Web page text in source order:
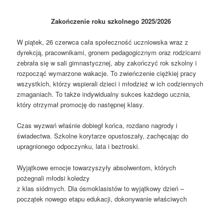
Zakończenie roku szkolnego 2025/2026
W piątek, 26 czerwca cała społeczność uczniowska wraz z
dyrekcją, pracownikami, gronem pedagogicznym oraz rodzicami
zebrała się w sali gimnastycznej, aby zakończyć rok szkolny i
rozpocząć wymarzone wakacje. To zwieńczenie ciężkiej pracy
wszystkich, którzy wspierali dzieci i młodzież w ich codziennych
zmaganiach. To także indywidualny sukces każdego ucznia,
który otrzymał promocję do następnej klasy.
Czas wyzwań właśnie dobiegł końca, rozdano nagrody i
świadectwa. Szkolne korytarze opustoszały, zachęcając do
upragnionego odpoczynku, lata i beztroski.
Wyjątkowe emocje towarzyszyły absolwentom, których
pożegnali młodsi koledzy
z klas siódmych. Dla ósmoklasistów to wyjątkowy dzień –
początek nowego etapu edukacji, dokonywanie właściwych